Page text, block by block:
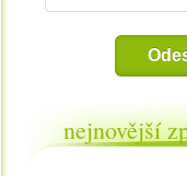
nejnovější